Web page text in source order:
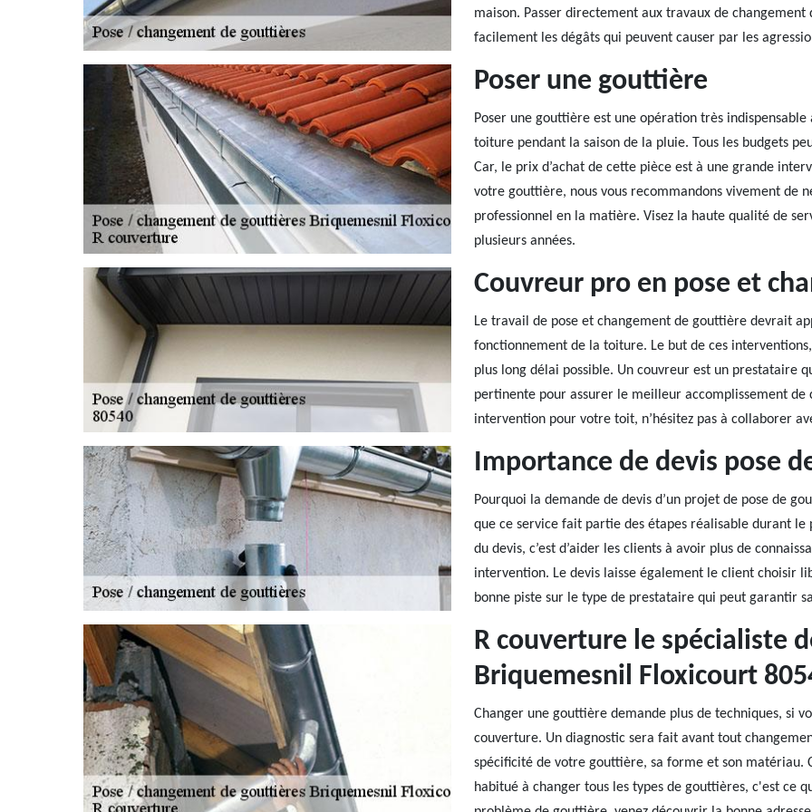
maison. Passer directement aux travaux de
facilement les dégâts qui peuvent causer par les
Poser une gouttière
Poser une gouttière est une opération très
toiture pendant la saison de la pluie. Tous les budgets
Car, le prix d’achat de cette pièce est à une grande
votre gouttière, nous vous recommandons vivement de
professionnel en la matière. Visez la haute qualité de
plusieurs années.
Couvreur pro en pose et
Le travail de pose et changement de gouttière devrait
fonctionnement de la toiture. Le but de ces
plus long délai possible. Un couvreur est un prestataire
pertinente pour assurer le meilleur accomplissement de
intervention pour votre toit, n’hésitez pas à collaborer
Importance de devis pose
Pourquoi la demande de devis d’un projet de pose de
que ce service fait partie des étapes réalisable durant
du devis, c’est d’aider les clients à avoir plus de
intervention. Le devis laisse également le client choisir
bonne piste sur le type de prestataire qui peut garantir
R couverture le spécialiste
Briquemesnil Floxicourt
Changer une gouttière demande plus de techniques, si
couverture. Un diagnostic sera fait avant tout
spécificité de votre gouttière, sa forme et son matériau.
habitué à changer tous les types de gouttières, c'est ce